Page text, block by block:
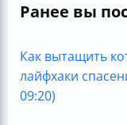
Ранее вы
Как вытащить
лайфхаки
09:20)